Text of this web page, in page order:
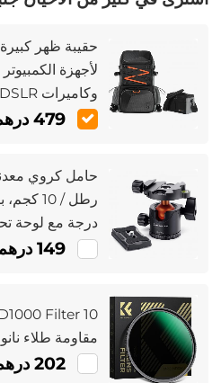
ومقاومة للماء
479 درهم
ومستوى الروح
149 درهم
مقاومة طلاء نانو
202 درهم